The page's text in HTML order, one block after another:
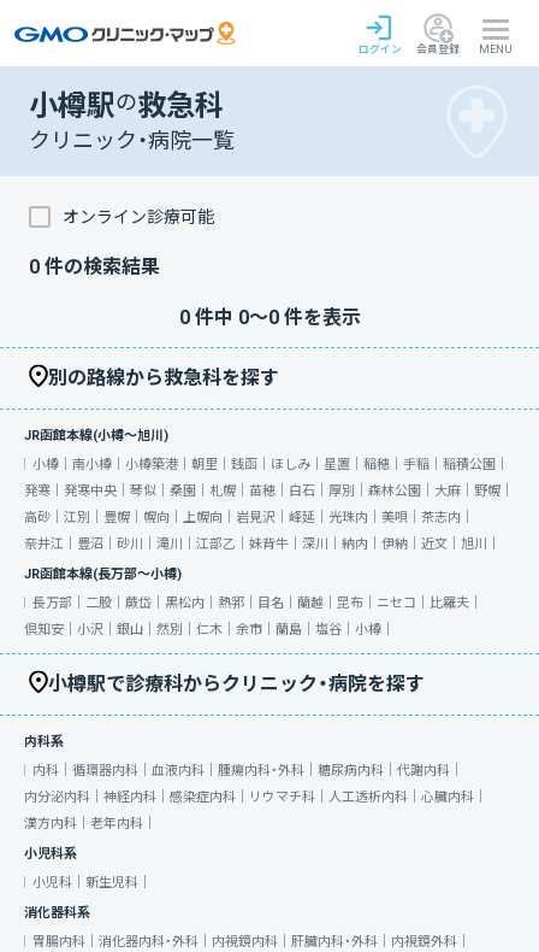
ログイン 会員登録 MENU
小樽駅の救急科
クリニック・病院一覧
オンライン診療可能
0 件の検索結果
0件中 0〜0件を表示
別の路線から救急科を探す
JR函館本線(小樽～旭川)
小樽｜ 南小樽｜ 小樽築港｜ 朝里｜ 銭函｜ ほしみ｜ 星置｜ 稲穂｜ 手稲｜ 稲積公園｜
発寒｜ 発寒中央｜ 琴似｜ 桑園｜ 札幌｜ 苗穂｜ 白石｜ 厚別｜ 森林公園｜ 大麻｜ 野幌｜
高砂｜ 江別｜ 豊幌｜ 幌向｜ 上幌向｜ 岩見沢｜ 峰延｜ 光珠内｜ 美唄｜ 茶志内｜
奈井江｜ 豊沼｜ 砂川｜ 滝川｜ 江部乙｜ 妹背牛｜ 深川｜ 納内｜ 伊納｜ 近文｜ 旭川｜
JR函館本線(長万部～小樽)
長万部｜ 二股｜ 蕨岱｜ 黒松内｜ 熱郛｜ 目名｜ 蘭越｜ 昆布｜ ニセコ｜ 比羅夫｜
倶知安｜ 小沢｜ 銀山｜ 然別｜ 仁木｜ 余市｜ 蘭島｜ 塩谷｜ 小樽｜
小樽駅で診療科からクリニック・病院を探す
内科系
内科｜ 循環器内科｜ 血液内科｜ 腫瘍内科・外科｜ 糖尿病内科｜ 代謝内科｜
内分泌内科｜ 神経内科｜ 感染症内科｜ リウマチ科｜ 人工透析内科｜ 心臓内科｜
漢方内科｜ 老年内科｜
小児科系
小児科｜ 新生児科｜
消化器科系
胃腸内科｜ 消化器内科・外科｜ 内視鏡内科｜ 肝臓内科・外科｜ 内視鏡外科｜